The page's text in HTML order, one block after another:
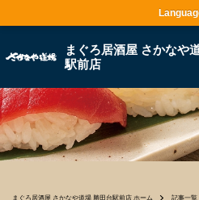
まぐろ居酒屋 さかなや
駅前店
まぐろ居酒屋 さかなや道場 勝田台駅前店 ホーム
記事一覧